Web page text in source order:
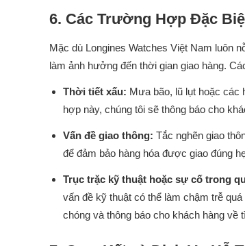
6. Các Trường Hợp Đặc
Mặc dù Longines Watches Việt Nam luôn
làm ảnh hưởng đến thời gian giao hàng.
Thời tiết xấu: Mưa bão, lũ lụt hoặc các
hợp này, chúng tôi sẽ thông báo cho
Vấn đề giao thông: Tắc nghẽn giao
để đảm bảo hàng hóa được giao đúng
Trục trặc kỹ thuật hoặc sự cố trong
vấn đề kỹ thuật có thể làm chậm trễ
chóng và thông báo cho khách hàng về